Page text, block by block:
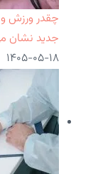
چقدر ورزش
جدید نشان می‌دهد
۱۴۰۵-۰۵-۱۸